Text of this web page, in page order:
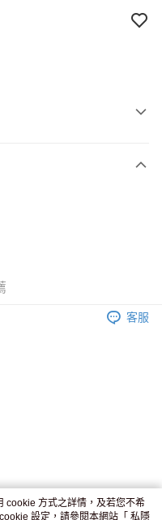
天到店，7天內取。逾期後
客服
cookie 方式之詳情，及若您不希
設定，請參閱本網站「 私隱